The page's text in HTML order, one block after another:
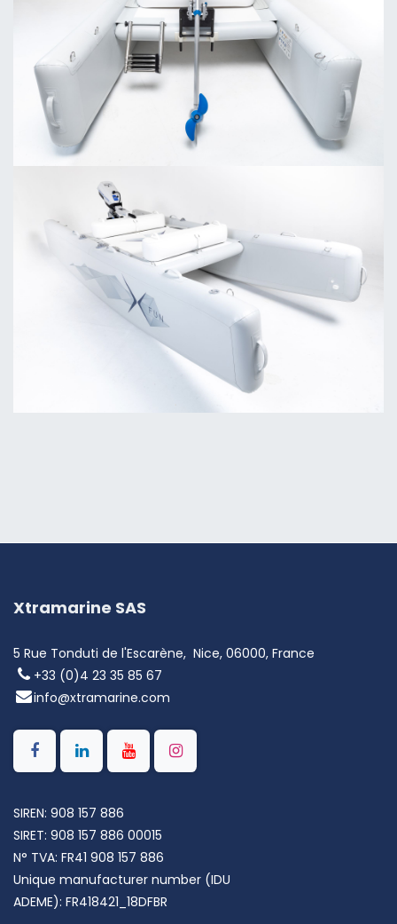
Xtramarine SAS
5 Rue Tonduti de l'Escarène, Nice, 06000, France
+33 (0)4 23 35 85 67
info@xtramarine.com
SIREN: 908 157 886
SIRET: 908 157 886 00015
N° TVA: FR41 908 157 886
Unique manufacturer number (IDU
ADEME): FR418421_18DFBR